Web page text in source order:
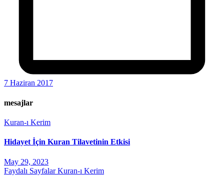
7 Haziran 2017
mesajlar
Kuran-ı Kerim
Hidayet İçin Kuran Tilavetinin Etkisi
May 29, 2023
Faydalı SayfalarKuran-ı Kerim